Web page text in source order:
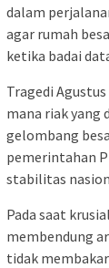
dalam
agar rumah
ketika badai
Tragedi
mana riak yang
gelombang
pemerintahan
stabilitas
Pada saat
membendung
tidak